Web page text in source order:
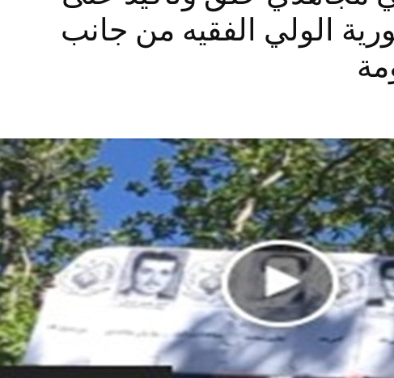
الولي الفقيه من جانب